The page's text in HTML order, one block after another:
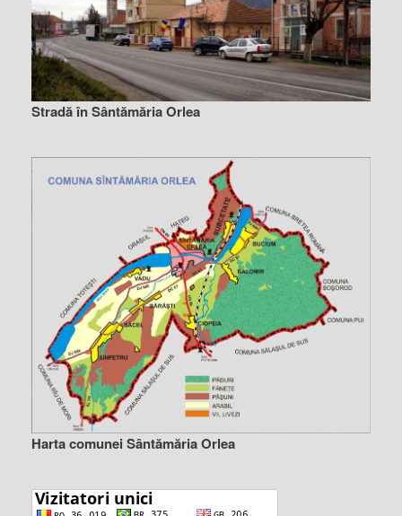
Stradă în Sântămăria Orlea
Harta comunei Sântămăria Orlea